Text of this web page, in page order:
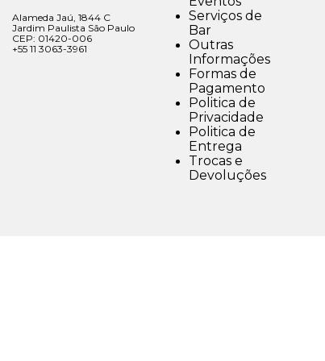
Alameda Jaú, 1844 C
Jardim Paulista São Paulo
CEP: 01420-006
+55 11 3063-3961
Serviços de
Bar
Outras
Informações
Formas de
Pagamento
Politica de
Privacidade
Politica de
Entrega
Trocas e
Devoluções